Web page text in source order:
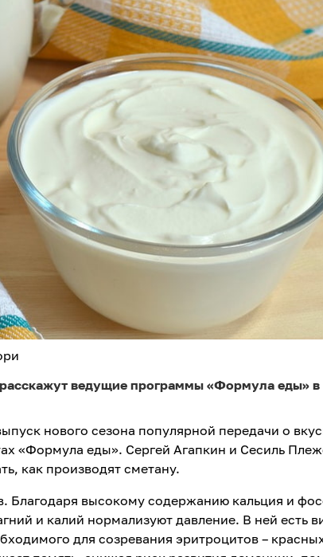
ведущие программы «Формула еды» в
нового сезона популярной передачи о
«Формула еды». Сергей Агапкин и Сесиль
как производят сметану.
Благодаря высокому содержанию кальция и
и калий нормализуют давление. В ней есть
для созревания эритроцитов –